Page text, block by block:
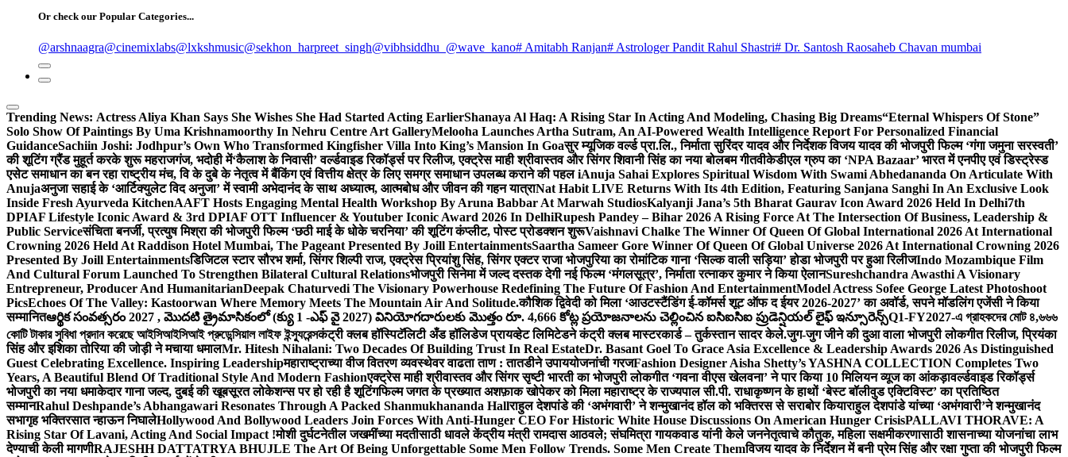
Or check our Popular Categories...
@arshnaagra@cinemixlabs@lxkshmusic@sekhon_harpreet_singh@vibhsiddhu_ @wave_kano# Amitabh Ranjan# Astrologer Pandit Rahul Shastri# Dr. Santosh Raosaheb Chavan mumbai
Trending News: Actress Aliya Khan Says She Wishes She Had Started Acting EarlierShanaya Al Haq: A Rising Star In Acting And Modeling, Chasing Big Dreams“Eternal Whispers Of Stone”
Solo Show Of Paintings By Uma Krishnamoorthy In Nehru Centre Art GalleryMelooha Launches Artha Sutram, An AI-Powered Wealth Intelligence Report For Personalized Financial
GuidanceSachiin Joshi: Jodhpur’s Own Who Transformed Kingfisher Villa Into King’s Mansion In Goaसुर म्यूजिक वर्ल्ड प्रा.लि., निर्माता सुरिंदर यादव और निर्देशक विजय यादव की भोजपुरी फिल्म ‘गंगा जमुना सरस्वती’
की शूटिंग ग्रैंड मुहूर्त करके शुरू महराजगंज, भदोही में‘कैलाश के निवासी’ वर्ल्डवाइड रिकॉर्ड्स पर रिलीज, एक्ट्रेस माही श्रीवास्तव और सिंगर शिवानी सिंह का नया बोलबम गीतवीकेडीएल ग्रुप का ‘NPA Bazaar’ भारत में एनपीए एवं डिस्ट्रेस्ड
एसेट समाधान का बन रहा राष्ट्रीय मंच, वि के दुबे के नेतृत्व में बैंकिंग एवं वित्तीय क्षेत्र के लिए समग्र समाधान उपलब्ध कराने की पहल iAnuja Sahai Explores Spiritual Wisdom With Swami Abhedananda On Articulate With
Anujaअनुजा सहाई के ‘आर्टिक्युलेट विद अनुजा’ में स्वामी अभेदानंद के साथ अध्यात्म, आत्मबोध और जीवन की गहन यात्राNat Habit LIVE Returns With Its 4th Edition, Featuring Sanjana Sanghi In An Exclusive Look
Inside Fresh Ayurveda KitchenAAFT Hosts Engaging Mental Health Workshop By Aruna Babbar At Marwah StudiosKalyanji Jana’s 5th Bharat Gaurav Icon Award 2026 Held In Delhi7th
DPIAF Lifestyle Iconic Award & 3rd DPIAF OTT Influencer & Youtuber Iconic Award 2026 In DelhiRupesh Pandey – Bihar 2026 A Rising Force At The Intersection Of Business, Leadership &
Public Serviceसंचिता बनर्जी, प्रत्युष मिश्रा की भोजपुरी फिल्म ‘छठी माई के धोके चरनिया’ की शूटिंग कंप्लीट, पोस्ट प्रोडक्शन शुरूVaishnavi Chalke The Winner Of Queen Of Global International 2026 At International
Crowning 2026 Held At Raddison Hotel Mumbai, The Pageant Presented By Joill EntertainmentsSaartha Sameer Gore Winner Of Queen Of Global Universe 2026 At International Crowning 2026
Presented By Joill Entertainmentsडिजिटल स्टार सौरभ शर्मा, सिंगर शिल्पी राज, एक्ट्रेस प्रियांशु सिंह, सिंगर एक्टर राजा भोजपुरिया का रोमांटिक गाना ‘सिल्क वाली सड़िया’ होडा भोजपुरी पर हुआ रिलीजIndo Mozambique Film
And Cultural Forum Launched To Strengthen Bilateral Cultural Relationsभोजपुरी सिनेमा में जल्द दस्तक देगी नई फिल्म ‘मंगलसूत्र’, निर्माता रत्नाकर कुमार ने किया ऐलानSureshchandra Awasthi A Visionary
Entrepreneur, Producer And HumanitarianDeepak Chaturvedi The Visionary Powerhouse Redefining The Future Of Fashion And EntertainmentModel Actress Sofee George Latest Photoshoot
PicsEchoes Of The Valley: Kastoorwan Where Memory Meets The Mountain Air And Solitude.कौशिक द्विवेदी को मिला ‘आउटस्टैंडिंग ई-कॉमर्स शूट ऑफ द ईयर 2026-2027’ का अवॉर्ड, सपने मॉडलिंग एजेंसी ने किया
सम्मानितఆర్థిక సంవత్సరం 2027 , మొదటి త్రైమాసికంలో (క్యు 1 -ఎఫ్ వై 2027) వినియోగదారులకు మొత్తం రూ. 4,666 కోట్ల ప్రయోజనాలను చెల్లించిన ఐసిఐసిఐ ప్రుడెన్షియల్ లైఫ్ ఇన్సూరెన్స్Q1-FY2027-এ গ্রাহকদের মোট ৪,৬৬৬
কোটি টাকার সুবিধা প্রদান করেছে আইসিআইসিআই প্রুডেন্সিয়াল লাইফ ইন্স্যুরেন্সकंट्री क्लब हॉस्पिटॅलिटी अँड हॉलिडेज प्रायव्हेट लिमिटेडने कंट्री क्लब मास्टरकार्ड – तुर्कस्तान सादर केले.जुग-जुग जीने की दुआ वाला भोजपुरी लोकगीत रिलीज, प्रियंका
सिंह और इशिका तोरिया की जोड़ी ने मचाया धमालMr. Hitesh Nihalani: Two Decades Of Building Trust In Real EstateDr. Basant Goel To Grace Asia Excellence & Leadership Awards 2026 As Distinguished
Guest Celebrating Excellence. Inspiring Leadershipमहाराष्ट्राच्या वीज वितरण व्यवस्थेवर वाढता ताण : तातडीने उपाययोजनांची गरजFashion Designer Aisha Shetty’s YASHNA COLLECTION Completes Two
Years, A Beautiful Blend Of Traditional Style And Modern Fashionएक्ट्रेस माही श्रीवास्तव और सिंगर सृष्टी भारती का भोजपुरी लोकगीत ‘गवना वीएस खेलवना’ ने पार किया 10 मिलियन व्यूज का आंकड़ावर्ल्डवाइड रिकॉर्ड्स
भोजपुरी का नया धमाकेदार गाना जल्द, दुबई की खूबसूरत लोकेशन्स पर हो रही है शूटिंगफिल्म जगत के प्रख्यात अशफ़ाक खोपेकर को मिला महाराष्ट्र के राज्यपाल सी.पी. राधाकृष्णन के हाथों ‘बेस्ट बॉलीवुड एक्टिविस्ट’ का प्रतिष्ठित
सम्मानRahul Deshpande’s Abhangawari Resonates Through A Packed Shanmukhananda Hallराहुल देशपांडे की ‘अभंगवारी’ ने शन्मुखानंद हॉल को भक्तिरस से सराबोर कियाराहुल देशपांडे यांच्या ‘अभंगवारी’ने शन्मुखानंद
सभागृह भक्तिरसात न्हाऊन निघालेHollywood And Bollywood Leaders Join Forces With Anti-Hunger CEO For Historic White House Discussions On American Hunger CrisisPALLAVI THORAVE: A
Rising Star Of Lavani, Acting And Social Impact !मोशी दुर्घटनेतील जखमींच्या मदतीसाठी धावले केंद्रीय मंत्री रामदास आठवले; संघमित्रा गायकवाड यांनी केले जननेतृत्वाचे कौतुक, महिला सक्षमीकरणासाठी शासनाच्या योजनांचा लाभ
देण्याची केली मागणीRAJESHH DATTATRYA BHUJLE The Art Of Being Unforgettable Some Men Follow Trends. Some Men Create Themविजय यादव के निर्देशन में बनी प्रेम सिंह और रक्षा गुप्ता की भोजपुरी फिल्म